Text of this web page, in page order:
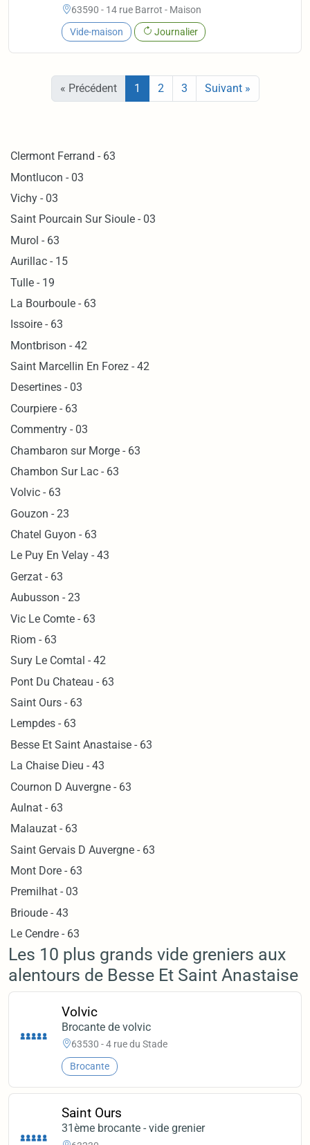
63590 - 14 rue Barrot - Maison
Vide-maison Journalier
« Précédent 1 2 3 Suivant »
Clermont Ferrand - 63
Montlucon - 03
Vichy - 03
Saint Pourcain Sur Sioule - 03
Murol - 63
Aurillac - 15
Tulle - 19
La Bourboule - 63
Issoire - 63
Montbrison - 42
Saint Marcellin En Forez - 42
Desertines - 03
Courpiere - 63
Commentry - 03
Chambaron sur Morge - 63
Chambon Sur Lac - 63
Volvic - 63
Gouzon - 23
Chatel Guyon - 63
Le Puy En Velay - 43
Gerzat - 63
Aubusson - 23
Vic Le Comte - 63
Riom - 63
Sury Le Comtal - 42
Pont Du Chateau - 63
Saint Ours - 63
Lempdes - 63
Besse Et Saint Anastaise - 63
La Chaise Dieu - 43
Cournon D Auvergne - 63
Aulnat - 63
Malauzat - 63
Saint Gervais D Auvergne - 63
Mont Dore - 63
Premilhat - 03
Brioude - 43
Le Cendre - 63
Les 10 plus grands vide greniers aux
alentours de Besse Et Saint Anastaise
Volvic
Brocante de volvic
63530 - 4 rue du Stade
Brocante
Saint Ours
31ème brocante - vide grenier